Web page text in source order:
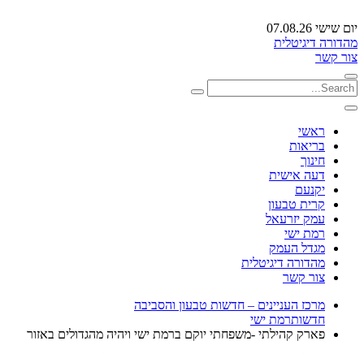
יום שישי 07.08.26
מהדורה דיגיטלית
צור קשר
ראשי
בריאות
חינוך
דעה אישית
יקנעם
קרית טבעון
עמק יזרעאל
רמת ישי
מגדל העמק
מהדורה דיגיטלית
צור קשר
מרכז העניינים – חדשות טבעון והסביבה
חדשותרמת ישי
פארק קהילתי -משפחתי יוקם ברמת ישי ויהיה מהגדולים באזור